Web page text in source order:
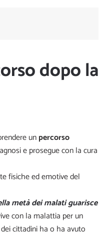
dopo la
unpercorso
e prosegue con la cura
fisiche ed emotive del
metà dei malati guarisce
con la malattia per un
cittadini ha o ha avuto